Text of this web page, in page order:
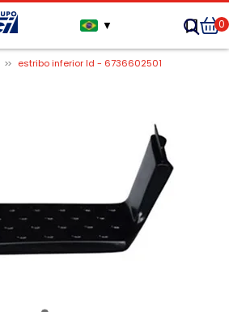
▼ 0
estribo inferior ld - 6736602501